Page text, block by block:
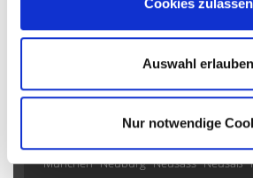
Cookies zulassen
Auswahl erlauben
Nur notwendige
Aichach-Sulzbach Augsburg
Crailsheim Diedorf Dubai Fischach
Gessertshausen Kissing
München Neuburg Neusäss Neusäß